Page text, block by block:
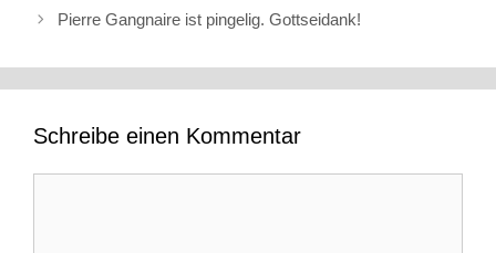
Pierre Gangnaire ist pingelig. Gottseidank!
Schreibe einen Kommentar